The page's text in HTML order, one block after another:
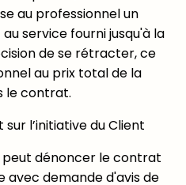
au professionnel un
service fourni jusqu'à la
de se rétracter, ce
au prix total de la
le contrat.
l’initiative du Client
dénoncer le contrat
demande d'avis de